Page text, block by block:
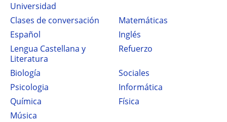
Universidad
Clases de conversación
Matemáticas
Español
Inglés
Lengua Castellana y
Literatura
Refuerzo
Biología
Sociales
Psicologia
Informática
Química
Física
Música